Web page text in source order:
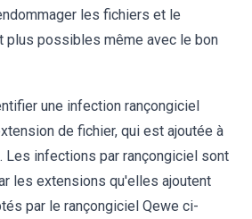
les fichiers et le
plus possibles même avec le bon
une infection rançongiciel
de fichier, qui est ajoutée à
Les infections par rançongiciel sont
les extensions qu'elles ajoutent
par le rançongiciel Qewe ci-